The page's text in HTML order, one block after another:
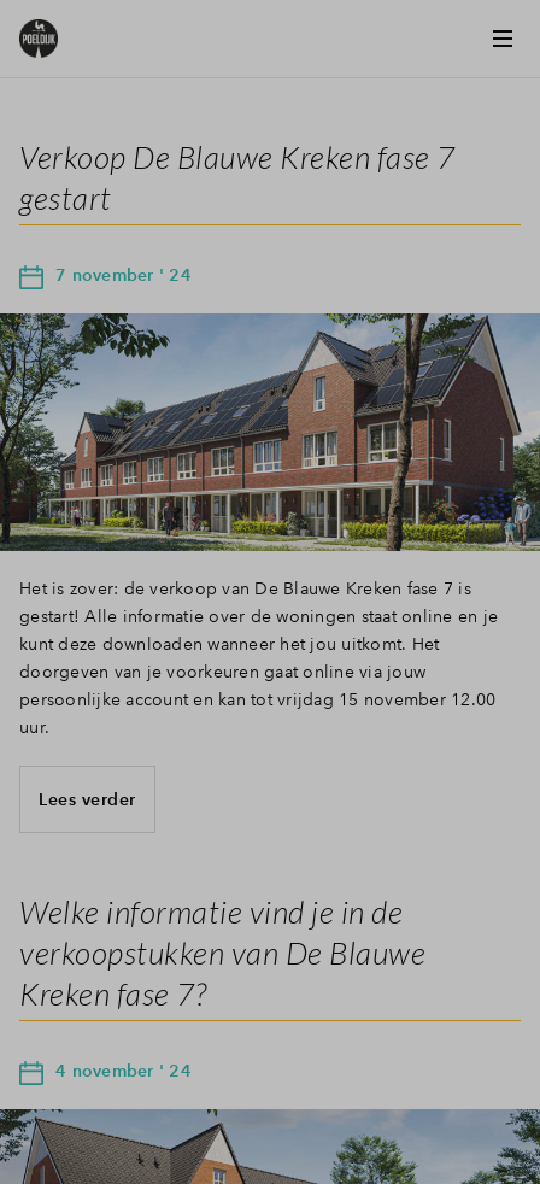
Inloggen
Verkoop De Blauwe Kreken fase 7
gestart
7 november ' 24
Het is zover: de verkoop van De Blauwe Kreken fase 7 is
gestart! Alle informatie over de woningen staat online en je
kunt deze downloaden wanneer het jou uitkomt. Het
doorgeven van je voorkeuren gaat online via jouw
persoonlijke account en kan tot vrijdag 15 november 12.00
uur.
Lees verder
Welke informatie vind je in de
verkoopstukken van De Blauwe
Kreken fase 7?
4 november ' 24